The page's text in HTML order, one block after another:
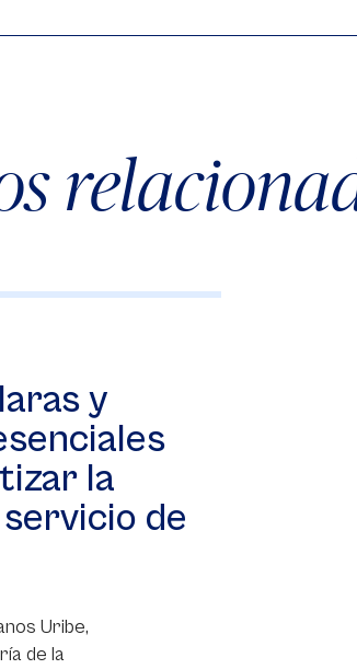
y
la
de
Uribe,
de la